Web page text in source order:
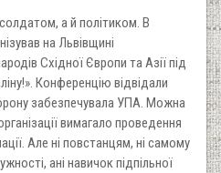
а й політиком. В
на Львівщині
Східної Європи та Азії під
Конференцію відвідали
забезпечувала УПА. Можна
вимагало проведення
Але ні повстанцям, ні самому
ані навичок підпільної